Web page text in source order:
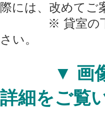
際には、改めてご
※ 貸室の下見
さい。
▼ 画像を
詳細をご覧